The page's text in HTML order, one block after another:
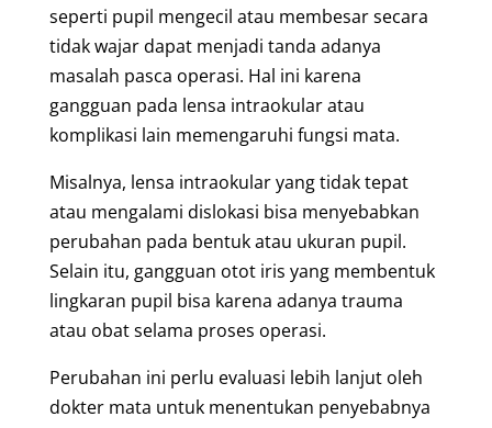
seperti pupil mengecil atau membesar secara
tidak wajar dapat menjadi tanda adanya
masalah pasca operasi. Hal ini karena
gangguan pada lensa intraokular atau
komplikasi lain memengaruhi fungsi mata.
Misalnya, lensa intraokular yang tidak tepat
atau mengalami dislokasi bisa menyebabkan
perubahan pada bentuk atau ukuran pupil.
Selain itu, gangguan otot iris yang membentuk
lingkaran pupil bisa karena adanya trauma
atau obat selama proses operasi.
Perubahan ini perlu evaluasi lebih lanjut oleh
dokter mata untuk menentukan penyebabnya